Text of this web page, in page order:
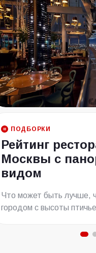
ПОДБОРКИ
Рейтинг
Москвы с
видом
Что может быть лучше,
городом с высоты